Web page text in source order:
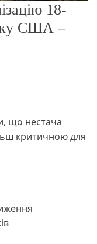
18-
США –
що нестача
критичною для